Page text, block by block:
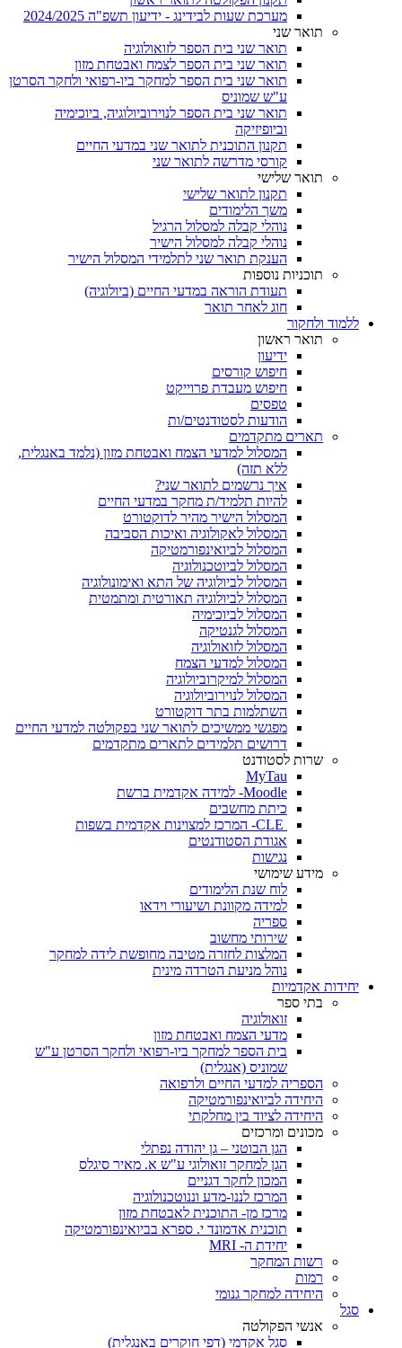
מערכת שעות לבידינג - ידיעון תשפ"ה 2024/2025
תואר שני
תואר שני בית הספר לזואולוגיה
תואר שני בית הספר לצמח ואבטחת מזון
תואר שני בית הספר למחקר ביו-רפואי ולחקר הסרטן
ע"ש שמוניס
תואר שני בית הספר לנוירוביולוגיה, ביוכימיה
וביופיזיקה
תקנון התוכנית לתואר שני במדעי החיים
קורסי מדרשה לתואר שני
תואר שלישי
תקנון לתואר שלישי
משך הלימודים
נוהלי קבלה למסלול הרגיל
נוהלי קבלה למסלול הישיר
הענקת תואר שני לתלמידי המסלול הישיר
תוכניות נוספות
תעודת הוראה במדעי החיים (ביולוגיה)
חוג לאחר תואר
ללמוד ולחקור
תואר ראשון
ידיעון
חיפוש קורסים
חיפוש מעבדת פרוייקט
טפסים
הודעות לסטודנטים/ות
תארים מתקדמים
המסלול למדעי הצמח ואבטחת מזון (נלמד באנגלית,
ללא תזה)
איך נרשמים לתואר שני?
להיות תלמיד/ת מחקר במדעי החיים
המסלול הישיר מהיר לדוקטורט
המסלול לאקולוגיה ואיכות הסביבה
המסלול לביואינפורמטיקה
המסלול לביוטכנולוגיה
המסלול לביולוגיה של התא ואימונולוגיה
המסלול לביולוגיה תאורטית ומתמטית
המסלול לביוכימיה
המסלול לגנטיקה
המסלול לזואולוגיה
המסלול למדעי הצמח
המסלול למיקרוביולוגיה
המסלול לנוירוביולוגיה
השתלמות בתר דוקטורט
מפגשי ממשיכים לתואר שני בפקולטה למדעי החיים
דרושים תלמידים לתארים מתקדמים
שרות לסטודנט
MyTau
Moodle- למידה אקדמית ברשת
כיתת מחשבים
אגודת הסטודנטים
נגישות
מידע שימושי
לוח שנת הלימודים
למידה מקוונת ושיעורי וידאו
ספריה
שירותי מחשוב
המלצות לחזרה מטיבה מחופשת לידה למחקר
נוהל מניעת הטרדה מינית
יחידות אקדמיות
בתי ספר
זואולוגיה
מדעי הצמח ואבטחת מזון
בית הספר למחקר ביו-רפואי ולחקר הסרטן ע"ש
שמוניס (אנגלית)
הספריה למדעי החיים ולרפואה
היחידה לביואינפורמטיקה
היחידה לציוד בין מחלקתי
מכונים ומרכזים
הגן הבוטני – גן יהודה נפתלי
הגן למחקר זואולוגי ע"ש א. מאיר סיגלס
המכון לחקר דגניים
המרכז לננו-מדע וננוטכנולוגיה
מרכז מן- התוכנית לאבטחת מזון
תוכנית אדמונד י. ספרא בביואינפורמטיקה
יחידת ה- MRI
רשות המחקר
רמות
היחידה למחקר גנומי
סגל
אנשי הפקולטה
סגל אקדמי (דפי חוקרים באנגלית)